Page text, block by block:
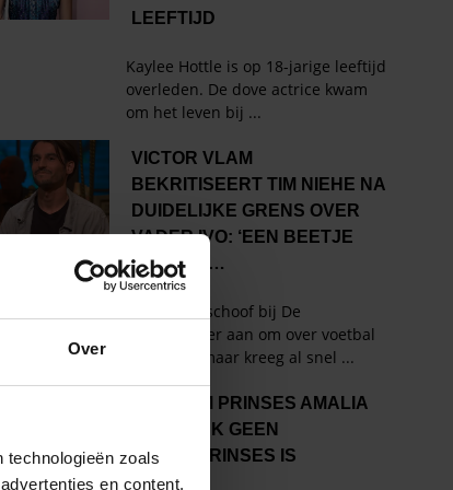
Over
technologieën zoals
en content,